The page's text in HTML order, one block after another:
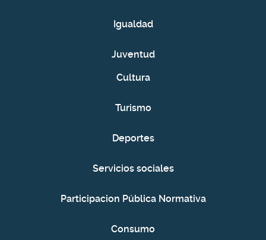
Igualdad
Juventud
Cultura
Turismo
Deportes
Servicios sociales
Participacion Pública Normativa
Consumo